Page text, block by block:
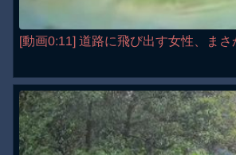
[動画0:11] 道路に飛び出す女性、ま